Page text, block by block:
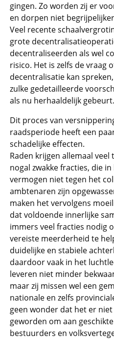
gingen. Zo worden zij er
en dorpen niet
Veel recente
grote
decentraliseerden als wel
risico. Het is zelfs de vraag
decentralisatie kan
zulke gedetailleerde
als nu herhaaldelijk gebeurt.
Dit proces van
raadsperiode heeft een
schadelijke effecten.
Raden krijgen allemaal
nogal zwakke fracties, die
vermogen niet tegen het
ambtenaren zijn
maken het vervolgens
dat voldoende innerlijke
immers veel fracties nodig
vereiste meerderheid te
duidelijke en stabiele
daardoor vaak in het
leveren niet minder
maar zij missen wel een
nationale en zelfs
geen wonder dat het er
geworden om aan
bestuurders en